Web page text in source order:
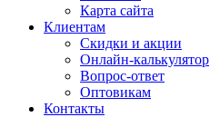
Карта сайта
Клиентам
Скидки и акции
Онлайн-калькулятор
Вопрос-ответ
Оптовикам
Контакты